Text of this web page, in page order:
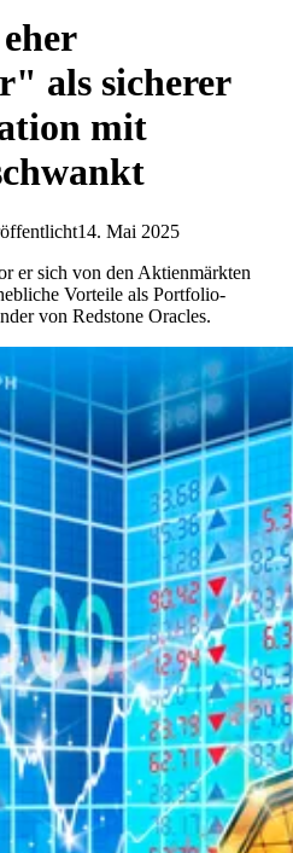
als sicherer
mit
14. Mai 2025
er sich von den Aktienmärkten
Vorteile als Portfolio-
von Redstone Oracles.